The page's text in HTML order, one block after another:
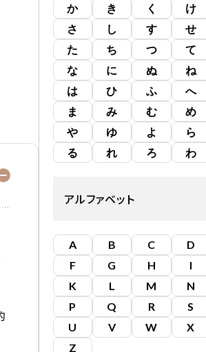
か
き く け
さ
し す せ
た
ち つ て
な
に ぬ ね
は
ひ ふ へ
ま
み む め
や
ゆ よ ら
る
れ ろ わ
アルファベット
A B C D
F
G H I
K
L M N
P
Q R S
U
V W X
Z